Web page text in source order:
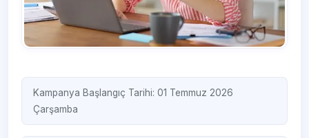
Kampanya Başlangıç Tarihi: 01 Temmuz 2026
Çarşamba